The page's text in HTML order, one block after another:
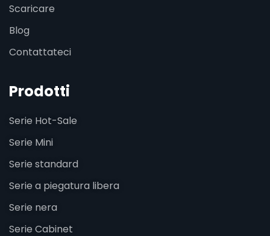
Scaricare
Blog
Contattateci
Prodotti
Serie Hot-Sale
Serie Mini
Serie standard
Serie a piegatura libera
Serie nera
Serie Cabinet